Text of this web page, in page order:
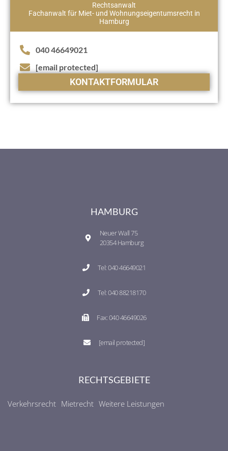
Rechtsanwalt
Fachanwalt für Miet- und Wohnungseigentumsrecht in
Hamburg
040 46649021
[email protected]
KONTAKTFORMULAR
HAMBURG
Neuer Wall 75
20354 Hamburg
Tel: 040 46649021
Tel: 040 88218170
Fax: 040 46649026
[email protected]
RECHTSGEBIETE
Verkehrsrecht Mietrecht Weitere Leistungen